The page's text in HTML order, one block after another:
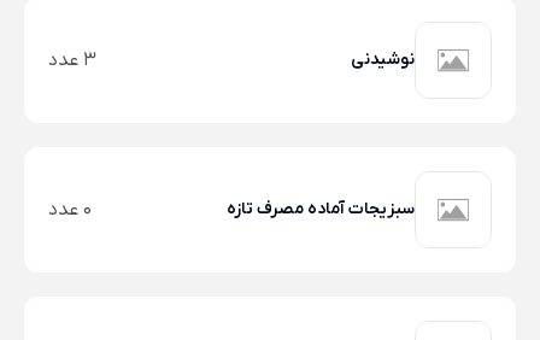
نوشیدنی 3 عدد
سبزیجات آماده مصرف تازه 0 عدد